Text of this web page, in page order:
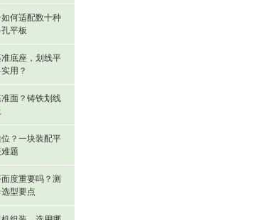
何适配数十种
平板
底座，划线平
用？
面？铸铁划线
？一块装配平
题
度重要吗？测
型要点